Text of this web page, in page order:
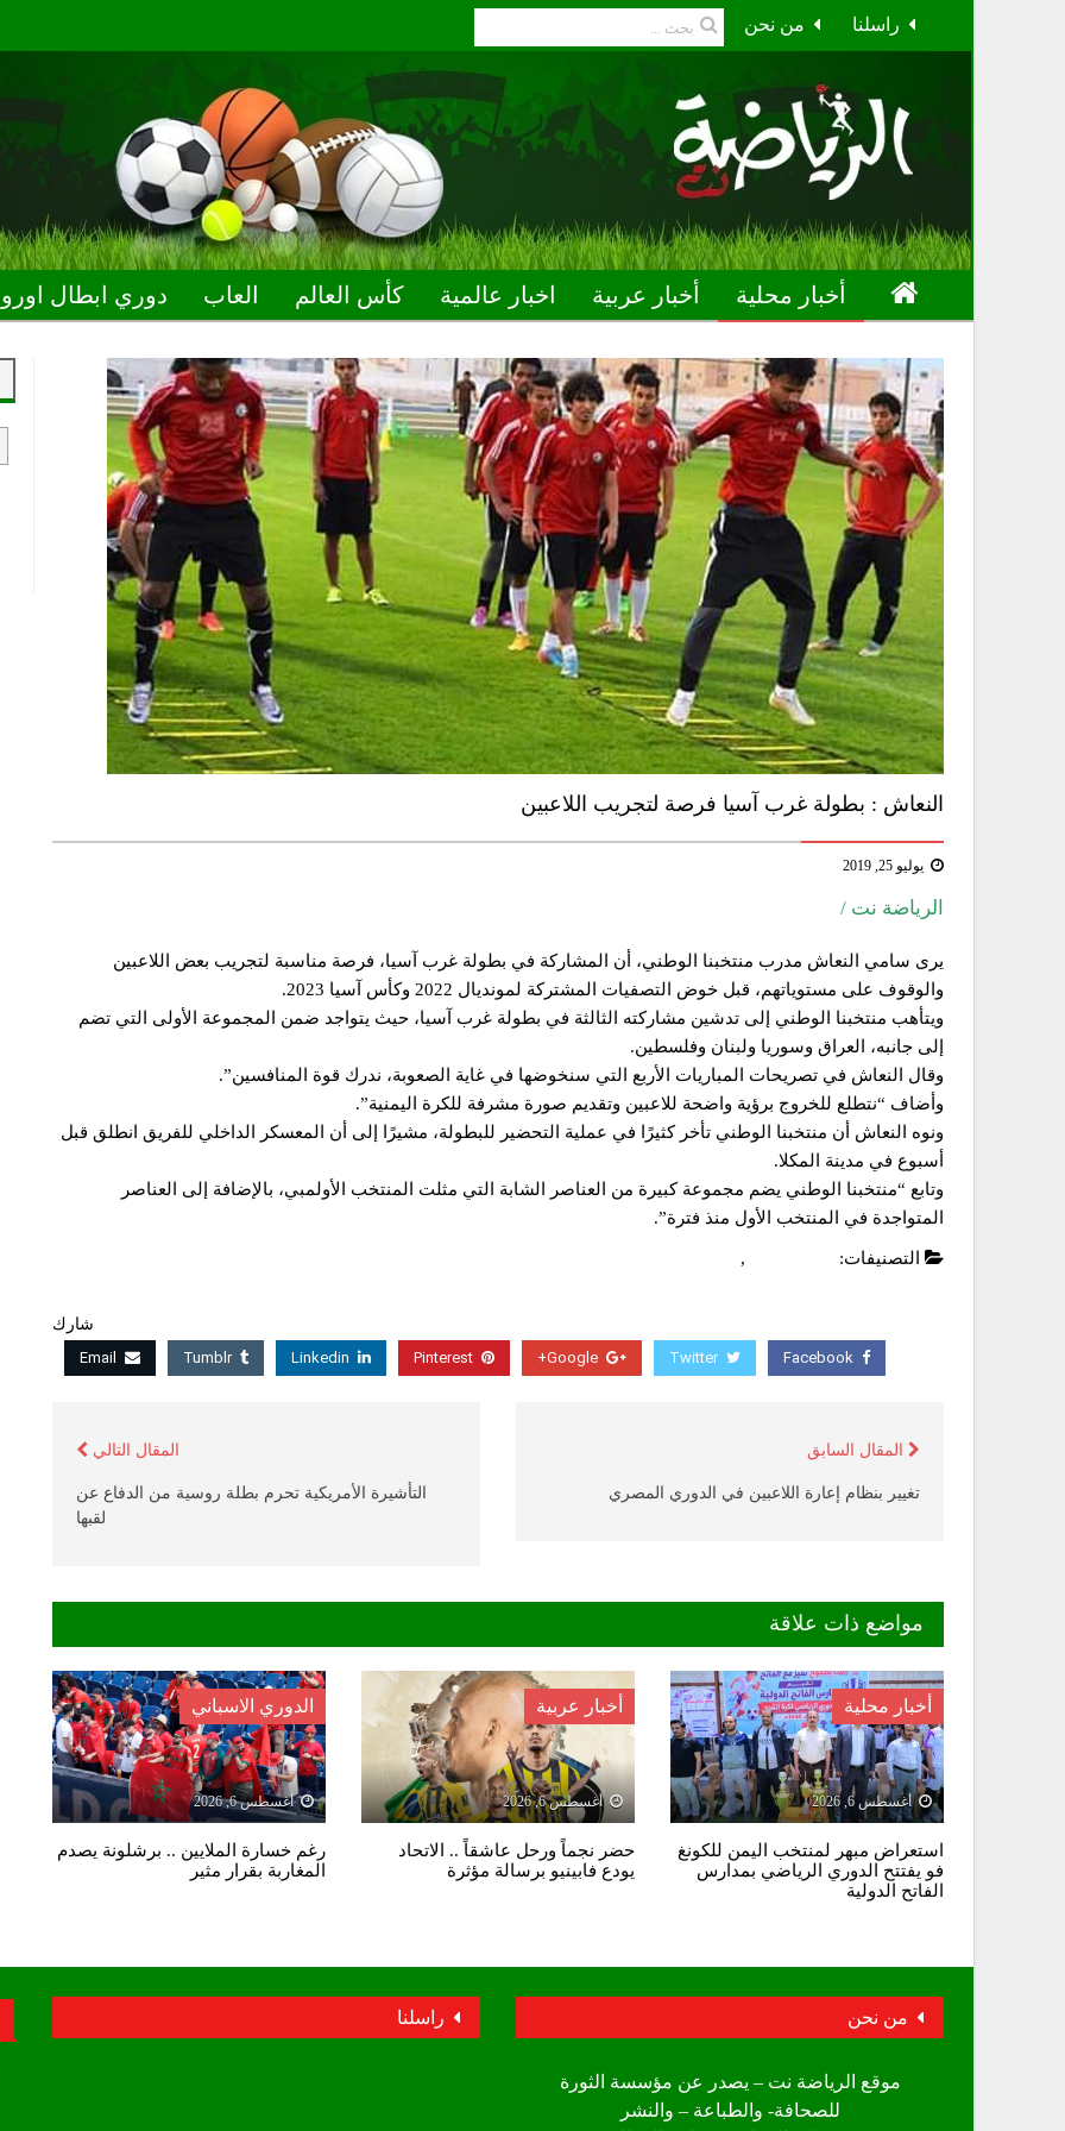
من نحن راسلنا
أخبار محلية أخبار عربية اخبار عالمية كأس العالم العاب دوري ابطال
النعاش : بطولة غرب آسيا فرصة لتجريب اللاعبين
يوليو 25, 2019
الرياضة نت /
يرى سامي النعاش مدرب منتخبنا الوطني، أن المشاركة في بطولة غرب آسيا، فرصة مناسبة لتجريب بعض اللاعبين
والوقوف على مستوياتهم، قبل خوض التصفيات المشتركة لمونديال 2022 وكأس آسيا 2023.
ويتأهب منتخبنا الوطني إلى تدشين مشاركته الثالثة في بطولة غرب آسيا، حيث يتواجد ضمن المجموعة الأولى التي تضم
إلى جانبه، العراق وسوريا ولبنان وفلسطين.
وقال النعاش في تصريحات المباريات الأربع التي سنخوضها في غاية الصعوبة، ندرك قوة المنافسين”.
وأضاف “نتطلع للخروج برؤية واضحة للاعبين وتقديم صورة مشرفة للكرة اليمنية”.
ونوه النعاش أن منتخبنا الوطني تأخر كثيرًا في عملية التحضير للبطولة، مشيرًا إلى أن المعسكر الداخلي للفريق انطلق قبل
أسبوع في مدينة المكلا.
وتابع “منتخبنا الوطني يضم مجموعة كبيرة من العناصر الشابة التي مثلت المنتخب الأولمبي، بالإضافة إلى العناصر
المتواجدة في المنتخب الأول منذ فترة”.
التصنيفات: ,
شارك
Facebook
Twitter
Google+
Pinterest
Linkedin
Tumblr
Email
المقال السابق
تغيير بنظام إعارة اللاعبين في الدوري المصري
المقال التالي
التأشيرة الأمريكية تحرم بطلة روسية من الدفاع عن
لقبها
مواضع ذات علاقة
أخبار محلية
أغسطس 6, 2026
استعراض مبهر لمنتخب اليمن للكونغ
فو يفتتح الدوري الرياضي بمدارس
الفاتح الدولية
أخبار عربية
أغسطس 6, 2026
حضر نجماً ورحل عاشقاً .. الاتحاد
يودع فابينيو برسالة مؤثرة
الدوري الاسباني
أغسطس 6, 2026
رغم خسارة الملايين .. برشلونة يصدم
المغاربة بقرار مثير
من نحن
موقع الرياضة نت – يصدر عن مؤسسة الثورة
للصحافة- والطباعة – والنشر
راسلنا